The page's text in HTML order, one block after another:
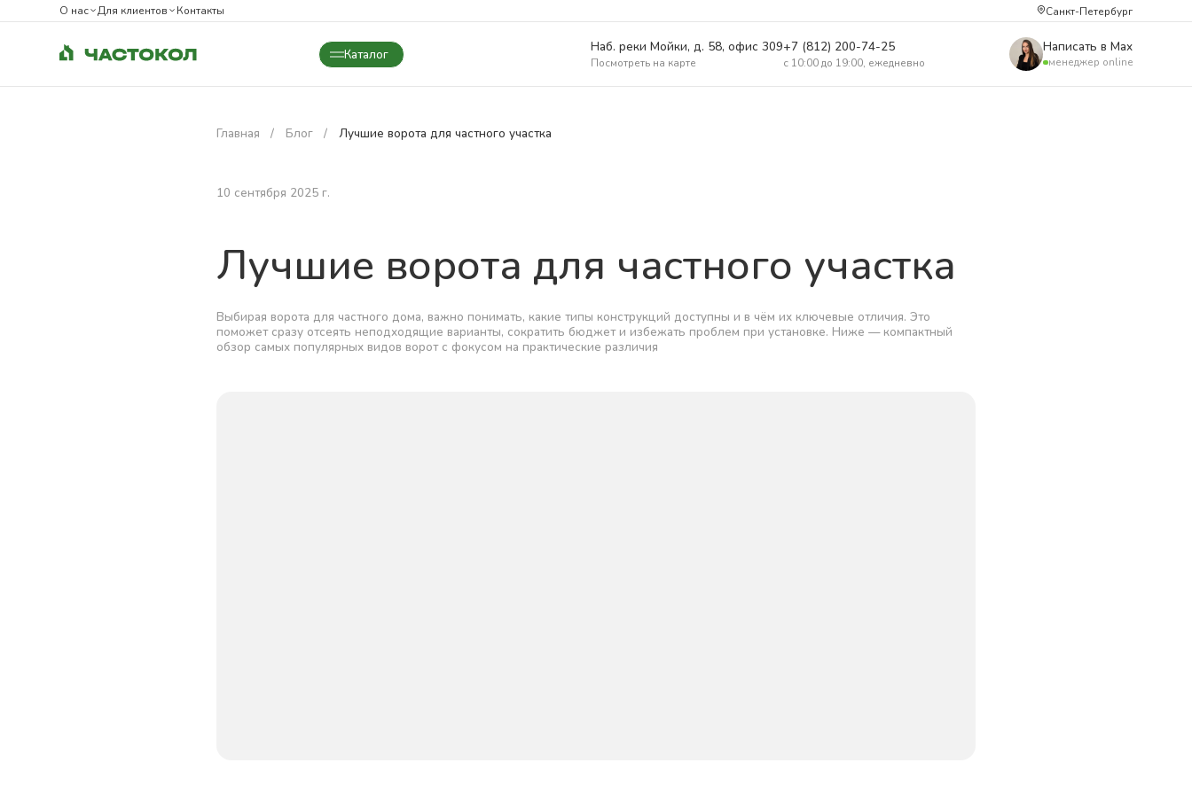
Санкт-Петербург
О нас Для клиентов Контакты
Каталог
Закрыть
Наб. реки Мойки, д. 58, офис 309
Посмотреть на карте
+7 (812) 200-74-25
c 10:00 до 19:00, ежедневно
Написать в Max
менеджер online
Главная Блог Лучшие ворота для частного участка
10 сентября 2025 г.
Лучшие ворота для частного участка
Выбирая ворота для частного дома, важно понимать, какие типы конструкций доступны и в чём их ключевые отличия. Это
поможет сразу отсеять неподходящие варианты, сократить бюджет и избежать проблем при установке. Ниже — компактный
обзор самых популярных видов ворот с фокусом на практические различия